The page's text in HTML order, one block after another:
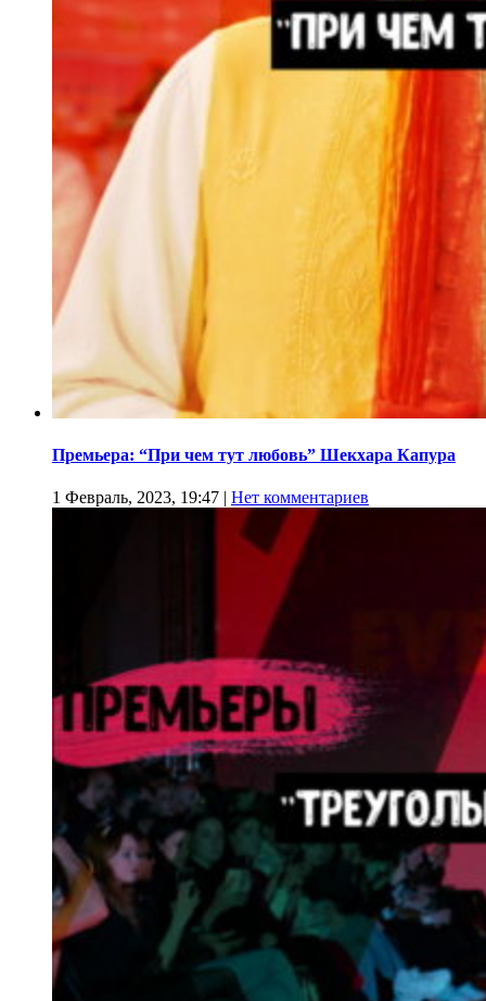
Премьера: “При чем тут любовь” Шекхара Капура
1 Февраль, 2023, 19:47 | Нет комментариев